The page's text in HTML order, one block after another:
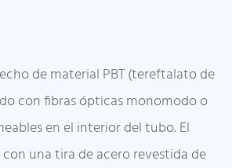
de material PBT (tereftalato de
con fibras ópticas monomodo o
en el interior del tubo. El
una tira de acero revestida de